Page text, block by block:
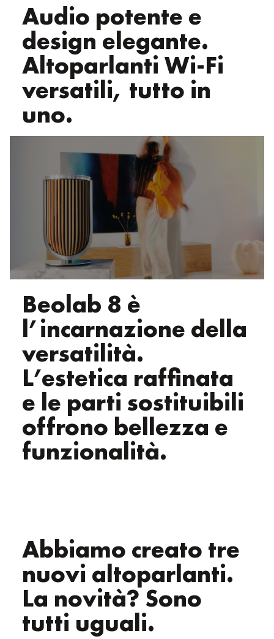
Audio potente e
design elegante.
Altoparlanti Wi-Fi
versatili, tutto in
uno.
Beolab 8 è
l’incarnazione della
versatilità.
L’estetica raffinata
e le parti sostituibili
offrono bellezza e
funzionalità.
Abbiamo creato tre
nuovi altoparlanti.
La novità? Sono
tutti uguali.